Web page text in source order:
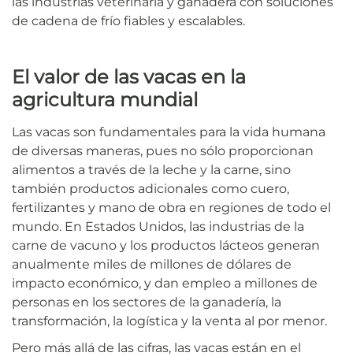
de cadena de frío fiables y escalables.
El valor de las vacas en la
agricultura mundial
Las vacas son fundamentales para la vida humana
de diversas maneras, pues no sólo proporcionan
alimentos a través de la leche y la carne, sino
también productos adicionales como cuero,
fertilizantes y mano de obra en regiones de todo el
mundo. En Estados Unidos, las industrias de la
carne de vacuno y los productos lácteos generan
anualmente miles de millones de dólares de
impacto económico, y dan empleo a millones de
personas en los sectores de la ganadería, la
transformación, la logística y la venta al por menor.
Pero más allá de las cifras, las vacas están en el